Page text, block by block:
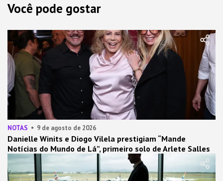
Você pode gostar
NOTAS 9 de agosto de 2026
Danielle Winits e Diogo Vilela prestigiam “Mande
Notícias do Mundo de Lá”, primeiro solo de Arlete Salles